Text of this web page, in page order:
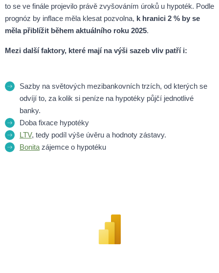
to se ve finále projevilo právě zvyšováním úroků u hypoték. Podle
prognóz by inflace měla klesat pozvolna, k hranici 2 % by se
měla přiblížit během aktuálního roku 2025.
Mezi další faktory, které mají na výši sazeb vliv patří i:
Sazby na světových mezibankovních trzích, od kterých se
odvíjí to, za kolik si peníze na hypotéky půjčí jednotlivé
banky.
Doba fixace hypotéky
LTV, tedy podíl výše úvěru a hodnoty zástavy.
Bonitazájemce o hypotéku